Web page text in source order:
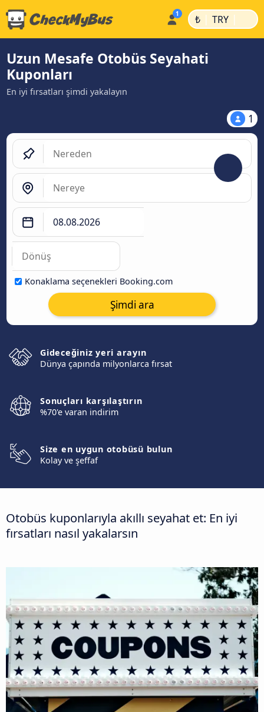
₺ | TRY |
Uzun Mesafe Otobüs Seyahati
Kuponları
En iyi fırsatları şimdi yakalayın
1
Konaklama seçenekleri Booking.com
Şimdi ara
Gideceğiniz yeri arayın
Dünya çapında milyonlarca fırsat
Sonuçları karşılaştırın
%70'e varan indirim
Size en uygun otobüsü bulun
Kolay ve şeffaf
Otobüs kuponlarıyla akıllı seyahat et: En iyi
fırsatları nasıl yakalarsın